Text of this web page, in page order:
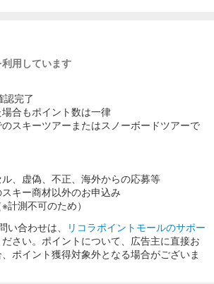
は、JALやスカイマーク、ピーチ、ジェット
。
古屋・福岡に加え仙台や広島など全国対応
券、スキーバス、食事、レンタルなど必要な
約可能。
》
向け客室確保が難しい中でも、長年の関係
保。
入れ、利用者に還元しています。
ールセンターに経験豊富なオペレーターが
用しています
認完了
合もポイント数は一律
のスキーツアーまたはスノーボードツアーで
ル、虚偽、不正、海外からの応募等
キー商材以外のお申込み
計測不可のため）
合わせは、
リコラポイントモールのサポー
さい。ポイントについて、広告主に直接お
ポイント獲得対象外となる場合がございま